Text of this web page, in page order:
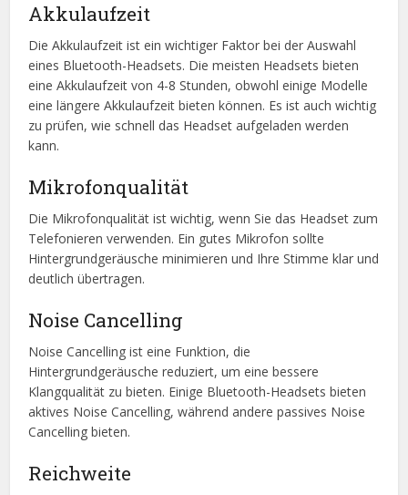
Akkulaufzeit
Die Akkulaufzeit ist ein wichtiger Faktor bei der Auswahl
eines Bluetooth-Headsets. Die meisten Headsets bieten
eine Akkulaufzeit von 4-8 Stunden, obwohl einige Modelle
eine längere Akkulaufzeit bieten können. Es ist auch wichtig
zu prüfen, wie schnell das Headset aufgeladen werden
kann.
Mikrofonqualität
Die Mikrofonqualität ist wichtig, wenn Sie das Headset zum
Telefonieren verwenden. Ein gutes Mikrofon sollte
Hintergrundgeräusche minimieren und Ihre Stimme klar und
deutlich übertragen.
Noise Cancelling
Noise Cancelling ist eine Funktion, die
Hintergrundgeräusche reduziert, um eine bessere
Klangqualität zu bieten. Einige Bluetooth-Headsets bieten
aktives Noise Cancelling, während andere passives Noise
Cancelling bieten.
Reichweite